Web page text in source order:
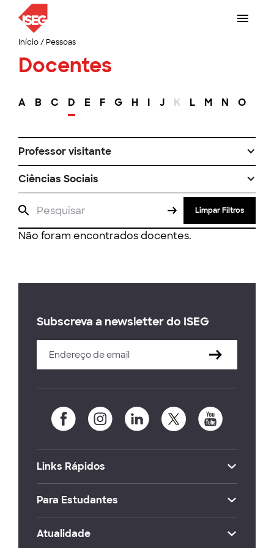
Início/ Pessoas
Docentes
A B C D E F G H I J K L M N O
Professor visitante
Ciências Sociais
Limpar Filtros
Não foram encontrados docentes.
Subscreva a newsletter do ISEG
Links Rápidos
Para Estudantes
Atualidade